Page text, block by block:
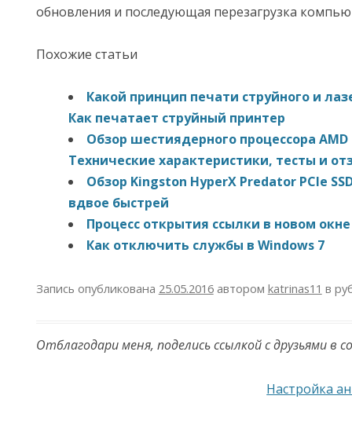
обновления и последующая перезагрузка
Похожие статьи
Какой принцип печати струйного и
Как печатает струйный принтер
Обзор шестиядерного процессора AMD
Технические характеристики, тесты и
Обзор Kingston HyperX Predator PCIe
вдвое быстрей
Процесс открытия ссылки в новом окне
Как отключить службы в Windows 7
Запись опубликована 25.05.2016автором katrinas11 в
Отблагодари меня, поделись ссылкой с друзьями в
Настройка